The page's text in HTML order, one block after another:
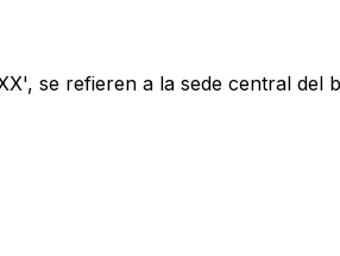
se refieren a la sede central del